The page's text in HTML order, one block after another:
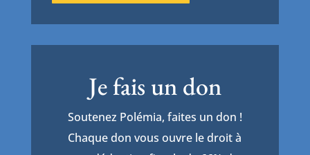
Je fais un don
Soutenez Polémia, faites un don !
Chaque don vous ouvre le droit à